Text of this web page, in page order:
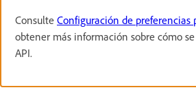
Consulte Configuración de preferencias
obtener más información sobre cómo
API.